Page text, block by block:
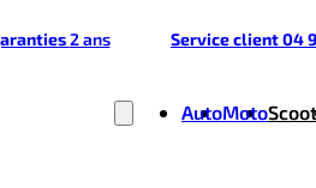
2 ans Service client 04
AutoMoto